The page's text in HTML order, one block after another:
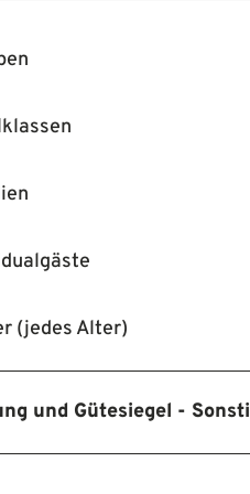
(jedes Alter)
und Gütesiegel -